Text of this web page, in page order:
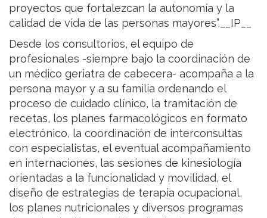
proyectos que fortalezcan la autonomía y la
calidad de vida de las personas mayores”.__IP__
Desde los consultorios, el equipo de
profesionales -siempre bajo la coordinación de
un médico geriatra de cabecera- acompaña a la
persona mayor y a su familia ordenando el
proceso de cuidado clínico, la tramitación de
recetas, los planes farmacológicos en formato
electrónico, la coordinación de interconsultas
con especialistas, el eventual acompañamiento
en internaciones, las sesiones de kinesiología
orientadas a la funcionalidad y movilidad, el
diseño de estrategias de terapia ocupacional,
los planes nutricionales y diversos programas